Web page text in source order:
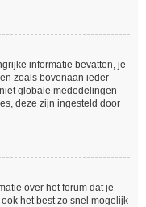
informatie bevatten, je
zoals bovenaan ieder
globale mededelingen
deze zijn ingesteld door
over het forum dat je
het best zo snel mogelijk